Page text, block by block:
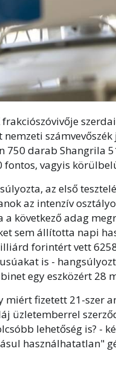
frakciószóvivője
nemzeti
750 darab Shangrila
fontos, vagyis
az első
az intenzív
következő adag
sem állította napi
forintért vett
is -
egy eszközért 28
miért fizetett 21-szer
üzletemberrel
lehetőség is? -
használhatatlan"